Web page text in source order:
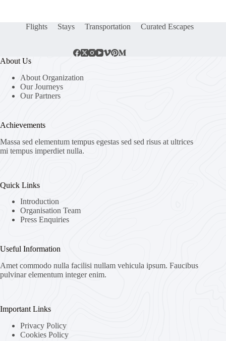
Flights Stays Transportation Curated Escapes
About Us
About Organization
Our Journeys
Our Partners
Achievements
Massa sed elementum tempus egestas sed sed risus at ultrices
mi tempus imperdiet nulla.
Quick Links
Introduction
Organisation Team
Press Enquiries
Useful Information
Amet commodo nulla facilisi nullam vehicula ipsum. Faucibus
pulvinar elementum integer enim.
Important Links
Privacy Policy
Cookies Policy